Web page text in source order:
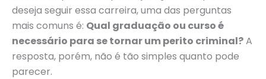
deseja seguir essa carreira, uma das perguntas
mais comuns é: Qual graduação ou curso é
necessário para se tornar um perito criminal?A
resposta, porém, não é tão simples quanto pode
parecer.